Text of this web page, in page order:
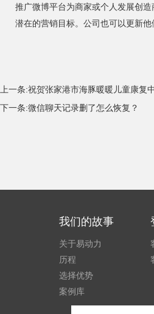
推广微博平台为商家或个人发展创
潜在的营销目标。公司也可以更新
上一条:祝贺张家港市海豚暖暖儿童康复
下一条:微信聊天记录删了怎么恢复？
我们的故事
关于易动力
历程
选择优势
案例库